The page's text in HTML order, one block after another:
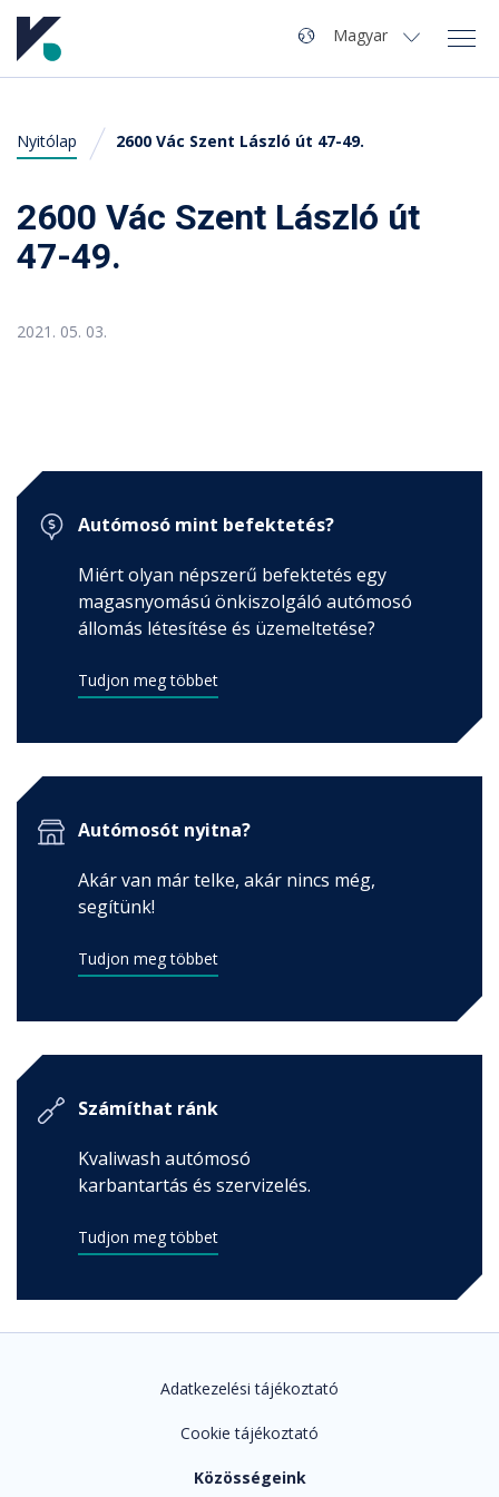
Navigáció
Autómosó kereső
Miért pont a Kvaliwash?
Tippek, Tanácsok
GYIK
Nyelv
Magyar
Nyitólap 2600 Vác Szent László út 47-49.
2600 Vác Szent László út
47-49.
2021. 05. 03.
Autómosó mint befektetés?
Miért olyan népszerű befektetés egy
magasnyomású önkiszolgáló autómosó
állomás létesítése és üzemeltetése?
Tudjon meg többet
Autómosót nyitna?
Akár van már telke, akár nincs még,
segítünk!
Tudjon meg többet
Számíthat ránk
Kvaliwash autómosó
karbantartás és szervizelés.
Tudjon meg többet
Adatkezelési tájékoztató
Cookie tájékoztató
Közösségeink